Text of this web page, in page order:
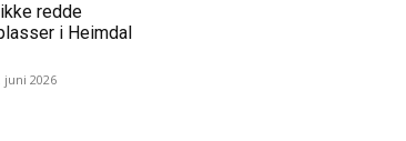
redde
i Heimdal
juni 2026